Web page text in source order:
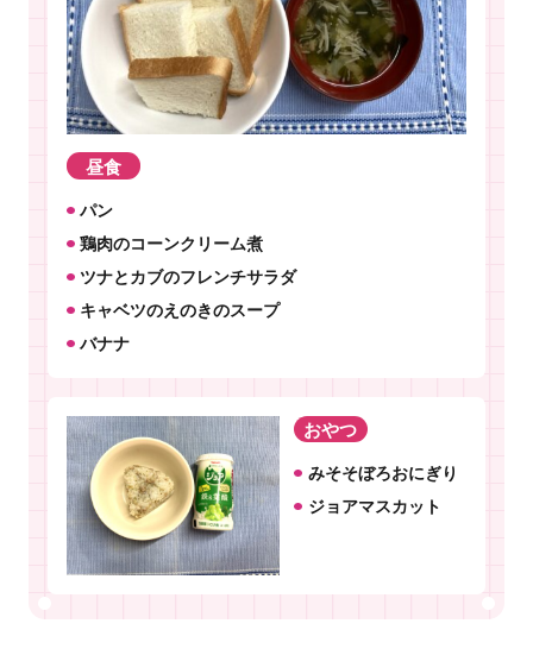
昼食
パン
鶏肉のコーンクリーム煮
ツナとカブのフレンチサラダ
キャベツのえのきのスープ
バナナ
おやつ
みそそぼろおにぎり
ジョアマスカット